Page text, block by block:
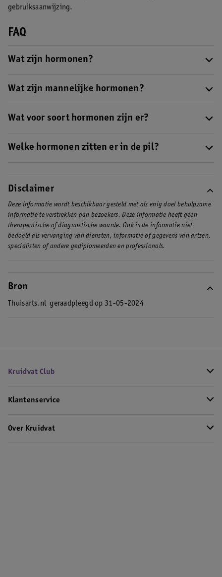
gebruiksaanwijzing.
FAQ
Wat zijn hormonen?
werken. Ze zijn betrokken bij heel veel processen in je lichaam.
hormonen en wat ze doen.
Wat zijn mannelijke hormonen?
andere een rol in de ontwikkeling en het functioneren van de
aan, maar in kleinere hoeveelheden dan mannen.
de verschillende soorten hormonen voor mannen en vrouwen
Wat voor soort hormonen zijn er?
Ze spelen onder andere een rol in het regelen van je bloeddruk,
Welke hormonen zitten er in de pil?
hormoon: progestageen(
voorbehoedsmiddelen en veilig vrijen
Disclaimer
Deze informatie wordt beschikbaar gesteld met als enig doel behulpzame
informatie te verstrekken aan bezoekers. Deze informatie heeft geen
therapeutische of diagnostische waarde. Ook is de informatie niet
bedoeld als vervanging van diensten, informatie of gegevens van artsen,
specialisten of andere gediplomeerden en professionals.
Bron
Thuisarts.nl geraadpleegd op 31-05-2024
Kruidvat Club
Klantenservice
Over Kruidvat